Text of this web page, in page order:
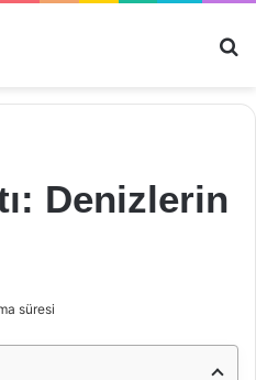
Denizlerin
süresi